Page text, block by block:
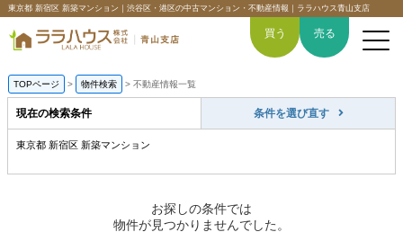
東京都 新宿区 新築マンション｜渋谷区・港区の中古マンション・不動産情報｜ララハウス青山支店
買う 売る
TOPページ > 物件検索 > 不動産情報一覧
現在の検索条件 条件を選び直す
東京都 新宿区 新築マンション
お探しの条件では
物件が見つかりませんでした。